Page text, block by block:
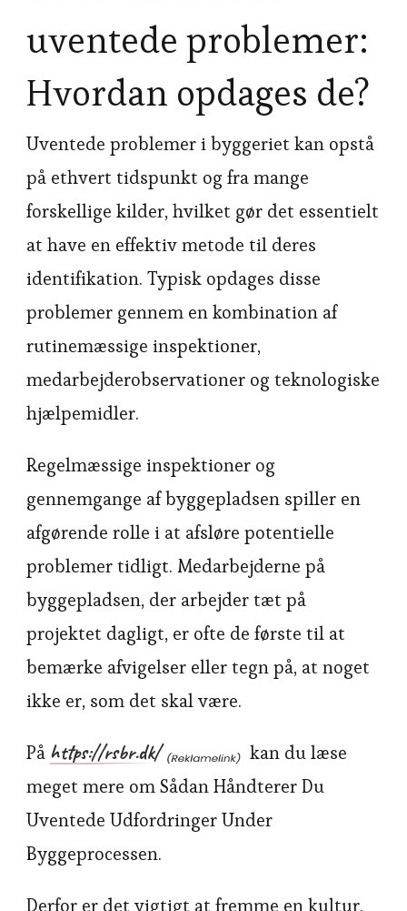
uventede problemer:
Hvordan opdages de?
Uventede problemer i byggeriet kan opstå
på ethvert tidspunkt og fra mange
forskellige kilder, hvilket gør det essentielt
at have en effektiv metode til deres
identifikation. Typisk opdages disse
problemer gennem en kombination af
rutinemæssige inspektioner,
medarbejderobservationer og teknologiske
hjælpemidler.
Regelmæssige inspektioner og
gennemgange af byggepladsen spiller en
afgørende rolle i at afsløre potentielle
problemer tidligt. Medarbejderne på
byggepladsen, der arbejder tæt på
projektet dagligt, er ofte de første til at
bemærke afvigelser eller tegn på, at noget
ikke er, som det skal være.
På https://rsbr.dk/
kan du læse
meget mere om Sådan Håndterer Du
Uventede Udfordringer Under
Byggeprocessen.
Derfor er det vigtigt at fremme en kultur,